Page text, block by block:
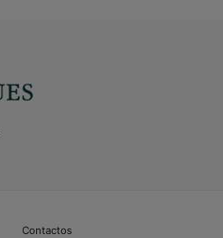
Contactos